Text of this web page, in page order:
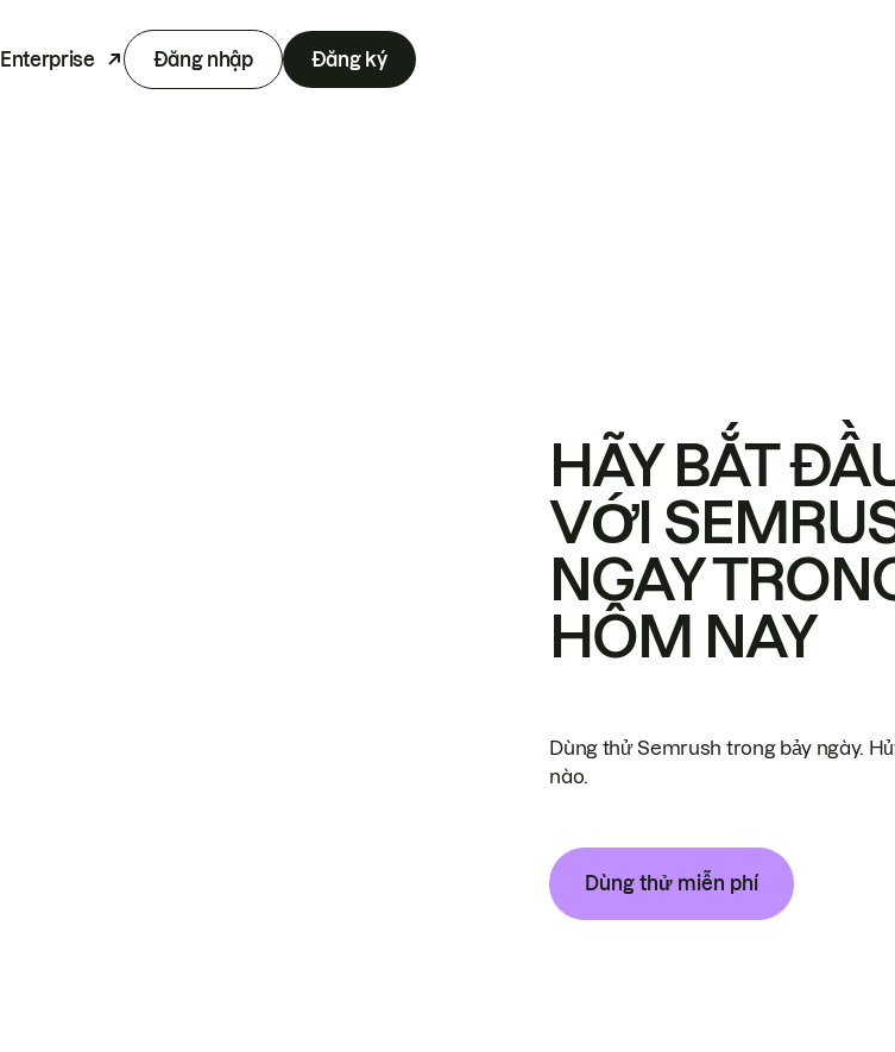
Enterprise Đăng nhập Đăng ký
HÃY BẮT
VỚI
NGAY
HÔM NAY
Dùng thử Semrush trong bảy ngày.
nào.
Dùng thử miễn phí